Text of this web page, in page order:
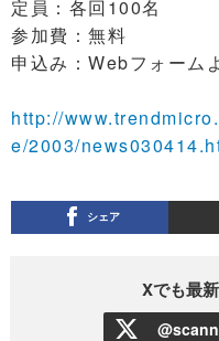
定員：各回100名
参加費：無料
申込み：Webフォーム
http://
e/2003/
シェア
Xでも最